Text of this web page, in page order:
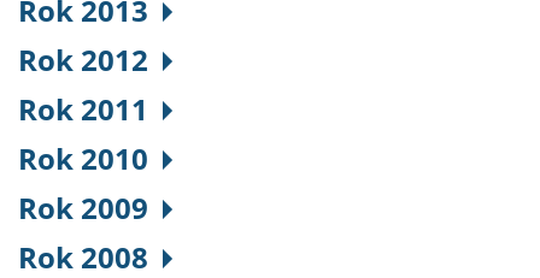
Rok 2013
Rok 2012
Rok 2011
Rok 2010
Rok 2009
Rok 2008